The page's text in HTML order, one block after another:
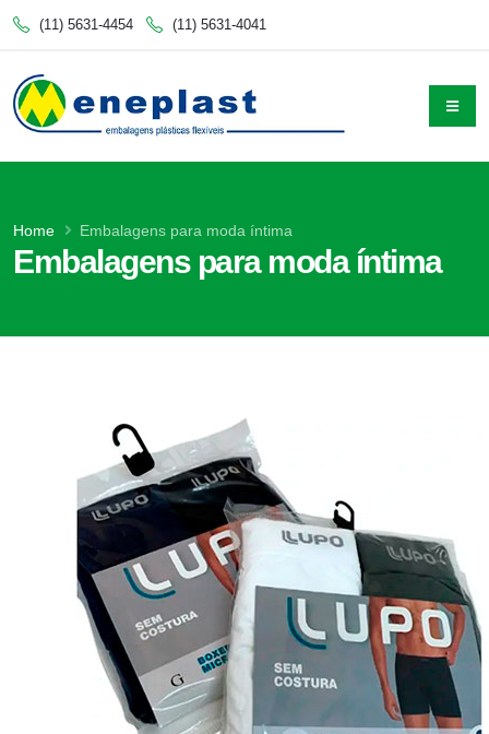
(11) 5631-4454 (11) 5631-4041
Embalagens para moda íntima
Home Embalagens para moda íntima